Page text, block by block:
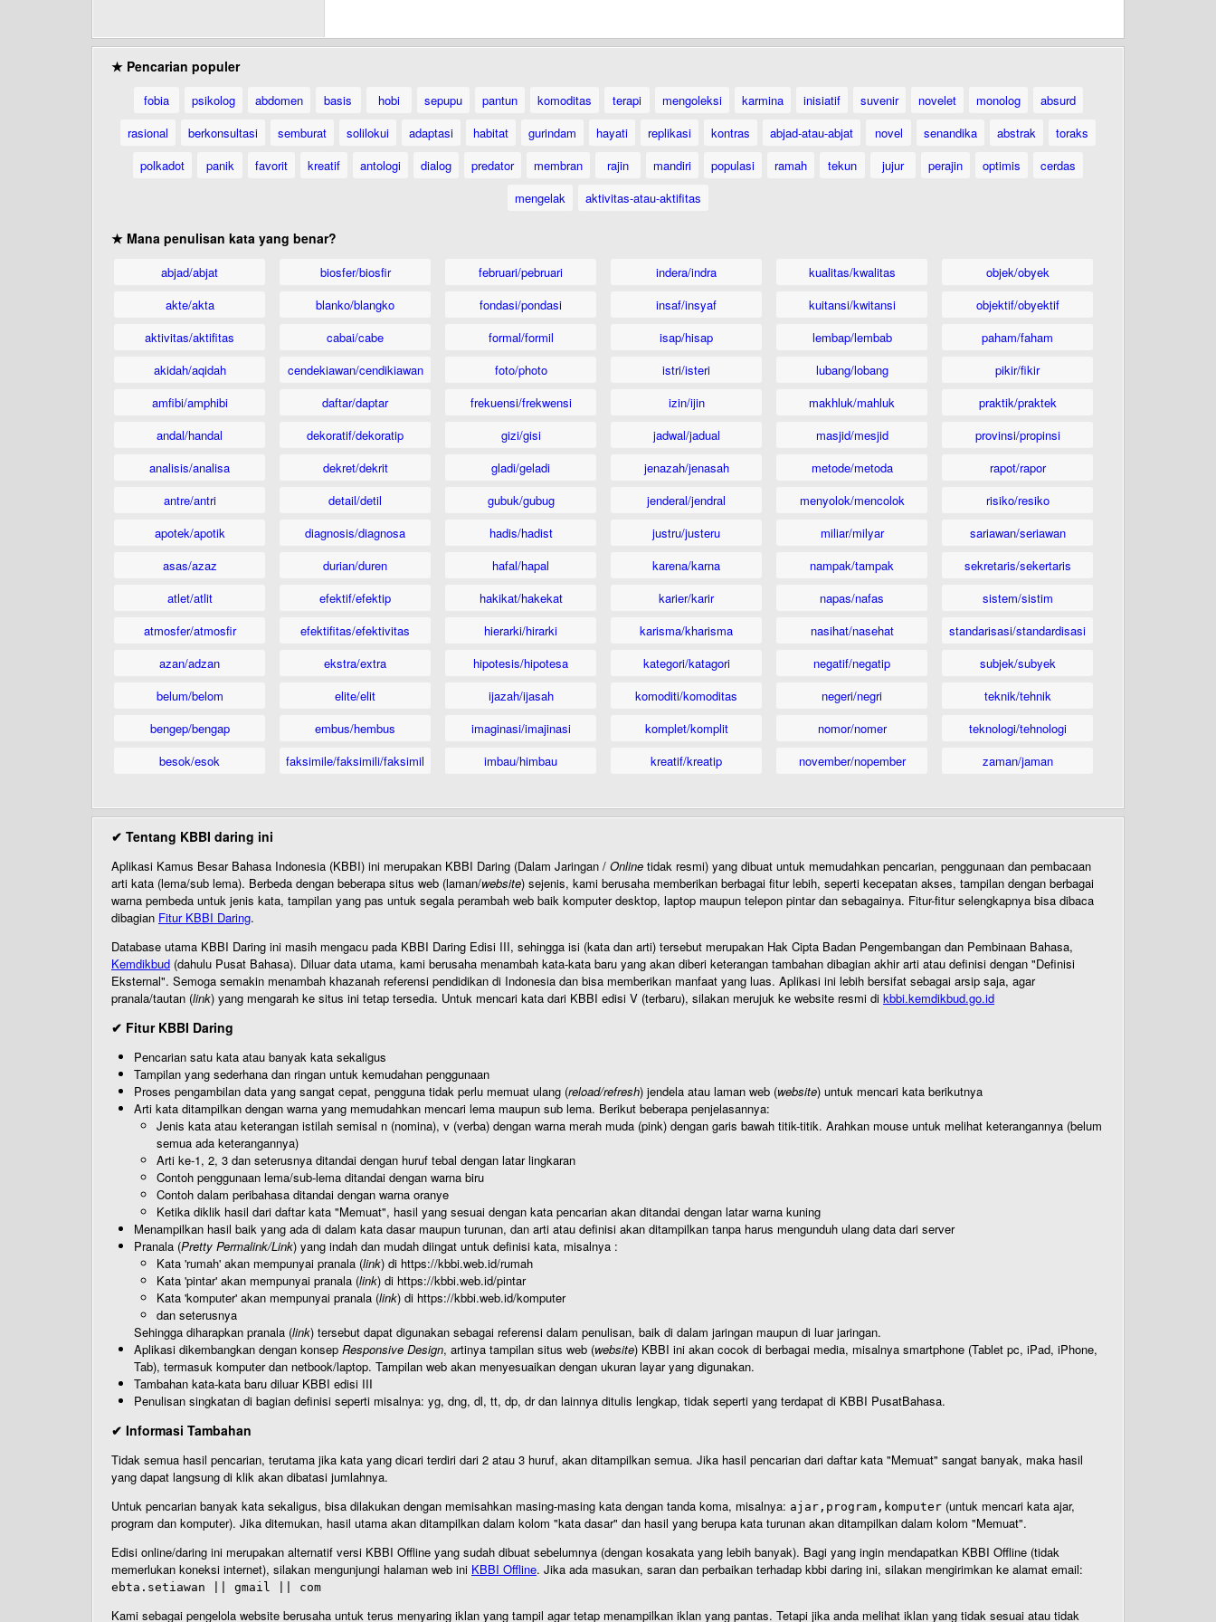
★ Pencarian populer
fobia psikolog abdomen basis hobi sepupu pantun komoditas terapi mengoleksi karmina inisiatif suvenir novelet monolog
absurd
rasional
berkonsultasi semburat solilokui adaptasi habitat gurindam hayati replikasi kontras abjad-atau-abjat novel senandika abstrak
toraks
polkadot
panik favorit kreatif antologi dialog predator membran rajin mandiri populasi ramah tekun jujur perajin optimis
cerdas
mengelak
aktivitas-atau-aktifitas
★ Mana penulisan kata yang benar?
abjad/abjat
akte/akta
aktivitas/aktifitas
akidah/aqidah
amfibi/amphibi
andal/handal
analisis/analisa
antre/antri
apotek/apotik
asas/azaz
atlet/atlit
atmosfer/atmosfir
azan/adzan
belum/belom
bengep/bengap
besok/esok
biosfer/biosfir
blanko/blangko
cabai/cabe
cendekiawan/cendikiawan
daftar/daptar
dekoratif/dekoratip
dekret/dekrit
detail/detil
diagnosis/diagnosa
durian/duren
efektif/efektip
efektifitas/efektivitas
ekstra/extra
elite/elit
embus/hembus
faksimile/faksimili/faksimil
februari/pebruari
fondasi/pondasi
formal/formil
foto/photo
frekuensi/frekwensi
gizi/gisi
gladi/geladi
gubuk/gubug
hadis/hadist
hafal/hapal
hakikat/hakekat
hierarki/hirarki
hipotesis/hipotesa
ijazah/ijasah
imaginasi/imajinasi
imbau/himbau
indera/indra
insaf/insyaf
isap/hisap
istri/isteri
izin/ijin
jadwal/jadual
jenazah/jenasah
jenderal/jendral
justru/justeru
karena/karna
karier/karir
karisma/kharisma
kategori/katagori
komoditi/komoditas
komplet/komplit
kreatif/kreatip
kualitas/kwalitas
kuitansi/kwitansi
lembap/lembab
lubang/lobang
makhluk/mahluk
masjid/mesjid
metode/metoda
menyolok/mencolok
miliar/milyar
nampak/tampak
napas/nafas
nasihat/nasehat
negatif/negatip
negeri/negri
nomor/nomer
november/nopember
objek/obyek
objektif/obyektif
paham/faham
pikir/fikir
praktik/praktek
provinsi/propinsi
rapot/rapor
risiko/resiko
sariawan/seriawan
sekretaris/sekertaris
sistem/sistim
standarisasi/standardisasi
subjek/subyek
teknik/tehnik
teknologi/tehnologi
zaman/jaman
✔ Tentang KBBI daring ini
Aplikasi Kamus Besar Bahasa Indonesia (KBBI) ini merupakan KBBI Daring (Dalam Jaringan / Online tidak resmi) yang dibuat untuk memudahkan pencarian, penggunaan dan pembacaan
arti kata (lema/sub lema). Berbeda dengan beberapa situs web (laman/website) sejenis, kami berusaha memberikan berbagai fitur lebih, seperti kecepatan akses, tampilan dengan berbagai
warna pembeda untuk jenis kata, tampilan yang pas untuk segala perambah web baik komputer desktop, laptop maupun telepon pintar dan sebagainya. Fitur-fitur selengkapnya bisa dibaca
dibagian Fitur KBBI Daring.
Database utama KBBI Daring ini masih mengacu pada KBBI Daring Edisi III, sehingga isi (kata dan arti) tersebut merupakan Hak Cipta Badan Pengembangan dan Pembinaan Bahasa,
Kemdikbud (dahulu Pusat Bahasa). Diluar data utama, kami berusaha menambah kata-kata baru yang akan diberi keterangan tambahan dibagian akhir arti atau definisi dengan "Definisi
Eksternal". Semoga semakin menambah khazanah referensi pendidikan di Indonesia dan bisa memberikan manfaat yang luas. Aplikasi ini lebih bersifat sebagai arsip saja, agar
pranala/tautan (link) yang mengarah ke situs ini tetap tersedia. Untuk mencari kata dari KBBI edisi V (terbaru), silakan merujuk ke website resmi di kbbi.kemdikbud.go.id
✔ Fitur KBBI Daring
Pencarian satu kata atau banyak kata sekaligus
Tampilan yang sederhana dan ringan untuk kemudahan penggunaan
Proses pengambilan data yang sangat cepat, pengguna tidak perlu memuat ulang (reload/refresh) jendela atau laman web (website) untuk mencari kata berikutnya
Arti kata ditampilkan dengan warna yang memudahkan mencari lema maupun sub lema. Berikut beberapa penjelasannya:
Jenis kata atau keterangan istilah semisal n (nomina), v (verba) dengan warna merah muda (pink) dengan garis bawah titik-titik. Arahkan mouse untuk melihat keterangannya (belum
semua ada keterangannya)
Arti ke-1, 2, 3 dan seterusnya ditandai dengan huruf tebal dengan latar lingkaran
Contoh penggunaan lema/sub-lema ditandai dengan warna biru
Contoh dalam peribahasa ditandai dengan warna oranye
Ketika diklik hasil dari daftar kata "Memuat", hasil yang sesuai dengan kata pencarian akan ditandai dengan latar warna kuning
Menampilkan hasil baik yang ada di dalam kata dasar maupun turunan, dan arti atau definisi akan ditampilkan tanpa harus mengunduh ulang data dari server
Pranala (Pretty Permalink/Link) yang indah dan mudah diingat untuk definisi kata, misalnya :
Kata 'rumah' akan mempunyai pranala (link) di https://kbbi.web.id/rumah
Kata 'pintar' akan mempunyai pranala (link) di https://kbbi.web.id/pintar
Kata 'komputer' akan mempunyai pranala (link) di https://kbbi.web.id/komputer
dan seterusnya
Sehingga diharapkan pranala (link) tersebut dapat digunakan sebagai referensi dalam penulisan, baik di dalam jaringan maupun di luar jaringan.
Aplikasi dikembangkan dengan konsep Responsive Design, artinya tampilan situs web (website) KBBI ini akan cocok di berbagai media, misalnya smartphone (Tablet pc, iPad, iPhone,
Tab), termasuk komputer dan netbook/laptop. Tampilan web akan menyesuaikan dengan ukuran layar yang digunakan.
Tambahan kata-kata baru diluar KBBI edisi III
Penulisan singkatan di bagian definisi seperti misalnya: yg, dng, dl, tt, dp, dr dan lainnya ditulis lengkap, tidak seperti yang terdapat di KBBI PusatBahasa.
✔ Informasi Tambahan
Tidak semua hasil pencarian, terutama jika kata yang dicari terdiri dari 2 atau 3 huruf, akan ditampilkan semua. Jika hasil pencarian dari daftar kata "Memuat" sangat banyak, maka hasil
yang dapat langsung di klik akan dibatasi jumlahnya.
Untuk pencarian banyak kata sekaligus, bisa dilakukan dengan memisahkan masing-masing kata dengan tanda koma, misalnya: ajar,program,komputer (untuk mencari kata ajar,
program dan komputer). Jika ditemukan, hasil utama akan ditampilkan dalam kolom "kata dasar" dan hasil yang berupa kata turunan akan ditampilkan dalam kolom "Memuat".
Edisi online/daring ini merupakan alternatif versi KBBI Offline yang sudah dibuat sebelumnya (dengan kosakata yang lebih banyak). Bagi yang ingin mendapatkan KBBI Offline (tidak
memerlukan koneksi internet), silakan mengunjungi halaman web ini KBBI Offline. Jika ada masukan, saran dan perbaikan terhadap kbbi daring ini, silakan mengirimkan ke alamat email:
ebta.setiawan || gmail || com
Kami sebagai pengelola website berusaha untuk terus menyaring iklan yang tampil agar tetap menampilkan iklan yang pantas. Tetapi jika anda melihat iklan yang tidak sesuai atau tidak